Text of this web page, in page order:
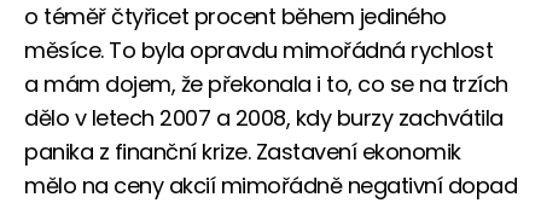
o téměř čtyřicet procent během jediného
měsíce. To byla opravdu mimořádná rychlost
a mám dojem, že překonala i to, co se na trzích
dělo v letech 2007 a 2008, kdy burzy zachvátila
panika z finanční krize. Zastavení ekonomik
mělo na ceny akcií mimořádně negativní dopad